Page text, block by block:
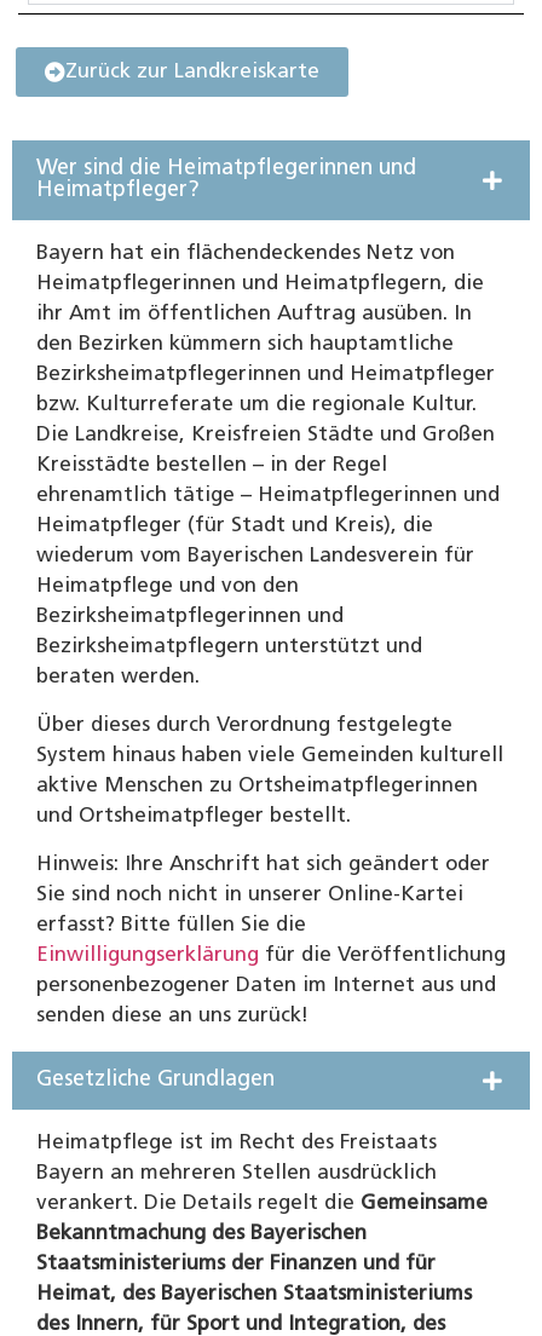
Zurück zur Landkreiskarte
Wer sind die Heimatpflegerinnen und
Heimatpfleger?
Bayern hat ein flächendeckendes Netz von
Heimatpflegerinnen und Heimatpflegern, die
ihr Amt im öffentlichen Auftrag ausüben. In
den Bezirken kümmern sich hauptamtliche
Bezirksheimatpflegerinnen und Heimatpfleger
bzw. Kulturreferate um die regionale Kultur.
Die Landkreise, Kreisfreien Städte und Großen
Kreisstädte bestellen – in der Regel
ehrenamtlich tätige – Heimatpflegerinnen und
Heimatpfleger (für Stadt und Kreis), die
wiederum vom Bayerischen Landesverein für
Heimatpflege und von den
Bezirksheimatpflegerinnen und
Bezirksheimatpflegern unterstützt und
beraten werden.
Über dieses durch Verordnung festgelegte
System hinaus haben viele Gemeinden kulturell
aktive Menschen zu Ortsheimatpflegerinnen
und Ortsheimatpfleger bestellt.
Hinweis: Ihre Anschrift hat sich geändert oder
Sie sind noch nicht in unserer Online-Kartei
erfasst? Bitte füllen Sie die
Einwilligungserklärung für die Veröffentlichung
personenbezogener Daten im Internet aus und
senden diese an uns zurück!
Gesetzliche Grundlagen
Heimatpflege ist im Recht des Freistaats
Bayern an mehreren Stellen ausdrücklich
verankert. Die Details regelt die Gemeinsame
Bekanntmachung des Bayerischen
Staatsministeriums der Finanzen und für
Heimat, des Bayerischen Staatsministeriums
des Innern, für Sport und Integration, des